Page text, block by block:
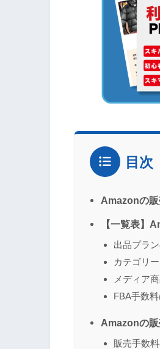
目次
Amazonの
【一覧表】
出品プラ
カテゴリ
メディア
FBA手数
Amazonの
販売手数